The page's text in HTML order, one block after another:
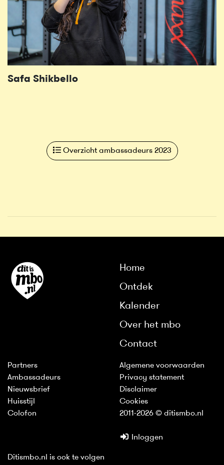
Safa Shikbello
Overzicht ambassadeurs 2023
Home
Ontdek
Kalender
Over het mbo
Contact
Partners
Ambassadeurs
Nieuwsbrief
Huisstijl
Colofon
Algemene voorwaarden
Privacy statement
Disclaimer
Cookies
2011-2026 © ditismbo.nl
Inloggen
Ditismbo.nl is ook te volgen